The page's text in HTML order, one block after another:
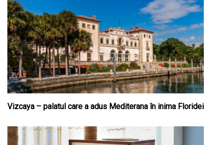
Vizcaya – palatul care a adus Mediterana în inima Floridei